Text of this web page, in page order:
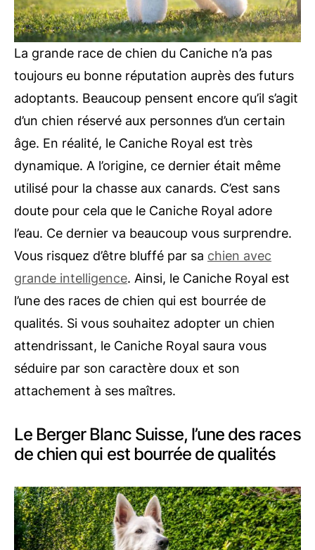
La grande race de chien du Caniche n’a pas
toujours eu bonne réputation auprès des futurs
adoptants. Beaucoup pensent encore qu’il s’agit
d’un chien réservé aux personnes d’un certain
âge. En réalité, le Caniche Royal est très
dynamique. A l’origine, ce dernier était même
utilisé pour la chasse aux canards. C’est sans
doute pour cela que le Caniche Royal adore
l’eau. Ce dernier va beaucoup vous surprendre.
Vous risquez d’être bluffé par sa chien avec
grande intelligence. Ainsi, le Caniche Royal est
l’une des races de chien qui est bourrée de
qualités. Si vous souhaitez adopter un chien
attendrissant, le Caniche Royal saura vous
séduire par son caractère doux et son
attachement à ses maîtres.
Le Berger Blanc Suisse, l’une des races
de chien qui est bourrée de qualités